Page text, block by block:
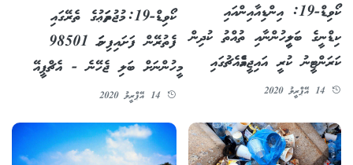
ކޯވިޑް-19: އިންޑިއާއިންއައި
ކިޑްނީގެ ބަލިމީހުންނާއި ތުއްތު ކުދިން
ކަރަންޓީނު ކުރީ އައިޖީއެމްއެޗުގައި
14 އޭޕްރީލު 2020
ކޯވިޑް-19: މުޖުތަމަޢުގެ ތެރޭގައި
ފެތުރޭން ފަށައިފިނަމަ 98501
މީހުންނަށް ބަލި ޖެހޭނެ - އެޗްޕީއޭ
14 އޭޕްރީލު 2020